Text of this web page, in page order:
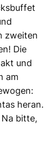
zweiten
Die
und
am
heran.
bitte,